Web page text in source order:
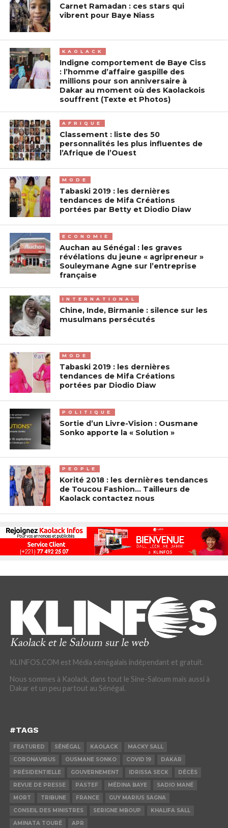
Carnet Ramadan : ces stars qui
vibrent pour Baye Niass
KAOLACK
Indigne comportement de Baye Ciss
: l’homme d’affaire gaspille des
millions pour son anniversaire à
Dakar au moment où des Kaolackois
souffrent (Texte et Photos)
AFRIQUE
Classement : liste des 50
personnalités les plus influentes de
l’Afrique de l’Ouest
MODE
Tabaski 2019 : les dernières
tendances de Mifa Créations
portées par Betty et Diodio Diaw
ECONOMIE
Auchan au Sénégal : les graves
révélations du jeune « agripreneur »
Souleymane Agne sur l’entreprise
française
INTERNATIONAL
Chine, Inde, Birmanie : silence sur les
musulmans persécutés
MODE
Tabaski 2019 : les dernières
tendances de Mifa Créations
portées par Diodio Diaw
POLITIQUE
Sortie d’un Livre-Vision : Ousmane
Sonko apporte la « Solution »
PEOPLE
Korité 2018 : les dernières tendances
de Toucou Fashion… Tailleurs de
Kaolack contactez nous
KLINFOS.COM est Média sénégalais indépendant et gratuit.
Nous sommes à Kaolack, dans tout le Sine-Saloum mais aussi à
Dakar et un peu partout au Sénégal.
#TAGS
FEATURED SÉNÉGAL KAOLACK
MACKY SALL
CORONAVIRUS
OUSMANE SONKO COVID 19
DAKAR
PRÉSIDENTIELLE
GOUVERNEMENT IDRISSA SECK
DÉCÈS
REVUE DE PRESSE
PASTEF MÉDINA BAYE
SADIO MANÉ
MORT
TRIBUNE FRANCE
GUY MARIUS SAGNA
CONSEIL DES MINISTRES
SERIGNE MBOUP
KHALIFA SALL
AMINATA TOURÉ
APR